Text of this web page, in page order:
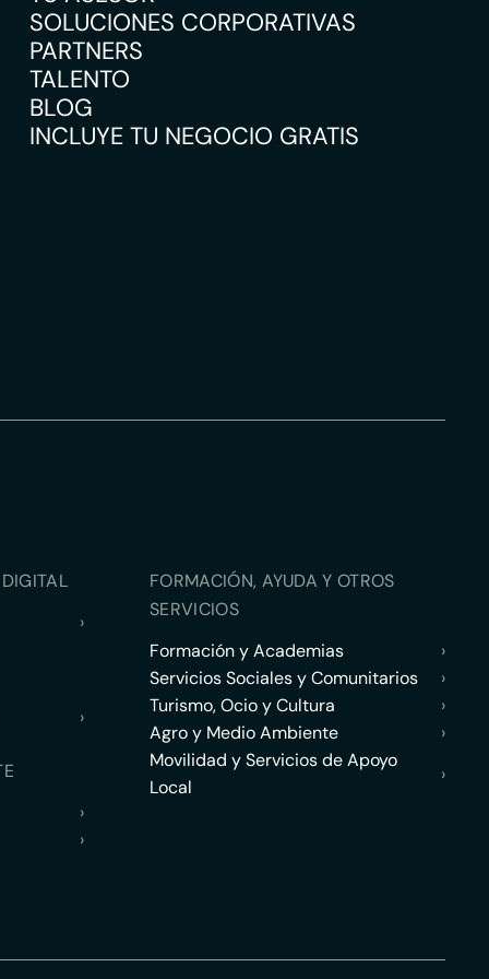
SOLUCIONES CORPORATIVAS
PARTNERS
TALENTO
BLOG
INCLUYE TU NEGOCIO GRATIS
›
›
›
›
FORMACIÓN, AYUDA Y OTROS
SERVICIOS
Formación y Academias
›
Servicios Sociales y Comunitarios
›
Turismo, Ocio y Cultura
›
Agro y Medio Ambiente
›
Movilidad y Servicios de Apoyo
Local
›